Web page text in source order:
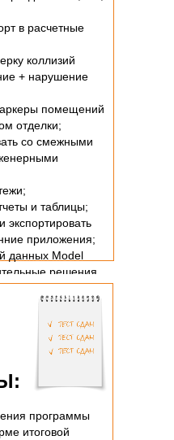
в расчетные
коллизий
+ нарушение
помещений
отделки;
со смежными
и таблицы;
экспортировать
приложения;
данных Model
решения.
программы
итоговой